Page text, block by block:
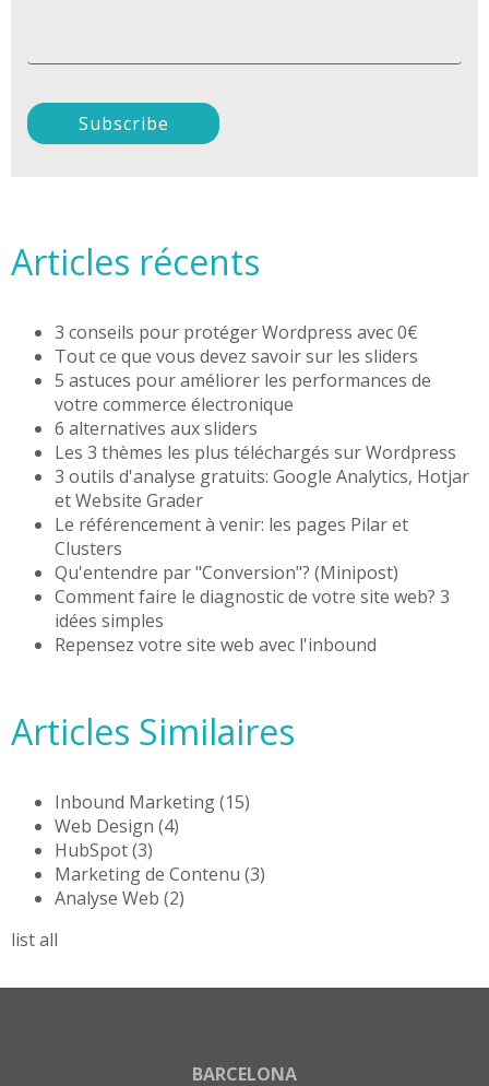
Articles récents
3 conseils pour protéger Wordpress avec 0€
Tout ce que vous devez savoir sur les sliders
5 astuces pour améliorer les performances de
votre commerce électronique
6 alternatives aux sliders
Les 3 thèmes les plus téléchargés sur Wordpress
3 outils d'analyse gratuits: Google Analytics, Hotjar
et Website Grader
Le référencement à venir: les pages Pilar et
Clusters
Qu'entendre par "Conversion"? (Minipost)
Comment faire le diagnostic de votre site web? 3
idées simples
Repensez votre site web avec l'inbound
Articles Similaires
Inbound Marketing(15)
Web Design (4)
HubSpot(3)
Marketing de Contenu (3)
Analyse Web (2)
list all
BARCELONA